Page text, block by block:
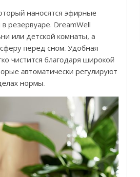
наносятся эфирные
резервуаре. DreamWell
или детской комнаты, а
перед сном. Удобная
чистится благодаря широкой
автоматически регулируют
нормы.